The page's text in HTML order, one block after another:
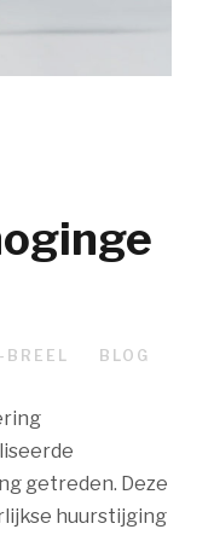
BLOG
getreden. Deze
huurstijging